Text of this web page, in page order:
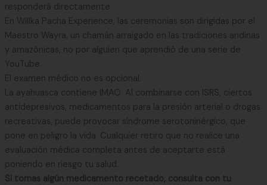
responderá directamente.
En Willka Pacha Experience, las ceremonias son dirigidas por el
Maestro Wayra, un chamán arraigado en las tradiciones andinas
y amazónicas, no por alguien que aprendió de una serie de
YouTube.
El examen médico no es opcional.
La ayahuasca contiene IMAO. Al combinarse con ISRS, ciertos
antidepresivos, medicamentos para la presión arterial o drogas
recreativas, puede provocar síndrome serotoninérgico, que
pone en peligro la vida. Cualquier retiro que no realice una
evaluación médica completa antes de aceptarte está
poniendo en riesgo tu salud.
Si tomas algún medicamento recetado, consulta con tu